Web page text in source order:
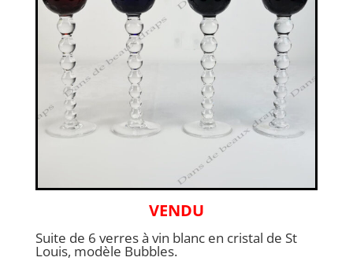
VENDU
Suite de 6 verres à vin blanc en cristal de St
Louis, modèle Bubbles.